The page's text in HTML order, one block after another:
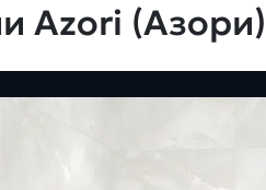
Azori (Азори)